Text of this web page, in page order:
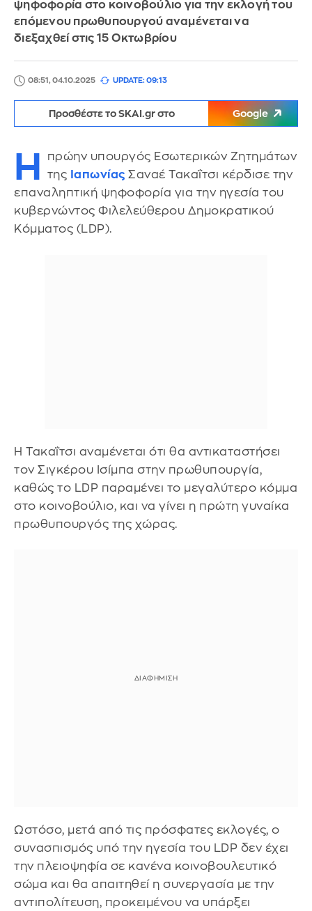
ψηφοφορία στο κοινοβούλιο για την εκλογή του
επόμενου πρωθυπουργού αναμένεται να
διεξαχθεί στις 15 Οκτωβρίου
08:51, 04.10.2025 UPDATE: 09:13
Προσθέστε το SKAI.gr στο Google
Η
πρώην υπουργός Εσωτερικών Ζητημάτων
της Ιαπωνίας Σαναέ Τακαΐτσι κέρδισε την
επαναληπτική ψηφοφορία για την ηγεσία του
κυβερνώντος Φιλελεύθερου Δημοκρατικού
Κόμματος (LDP).
Η Τακαΐτσι αναμένεται ότι θα αντικαταστήσει
τον Σιγκέρου Ισίμπα στην πρωθυπουργία,
καθώς το LDP παραμένει το μεγαλύτερο κόμμα
στο κοινοβούλιο, και να γίνει η πρώτη γυναίκα
πρωθυπουργός της χώρας.
Ωστόσο, μετά από τις πρόσφατες εκλογές, ο
συνασπισμός υπό την ηγεσία του LDP δεν έχει
την πλειοψηφία σε κανένα κοινοβουλευτικό
σώμα και θα απαιτηθεί η συνεργασία με την
αντιπολίτευση, προκειμένου να υπάρξει